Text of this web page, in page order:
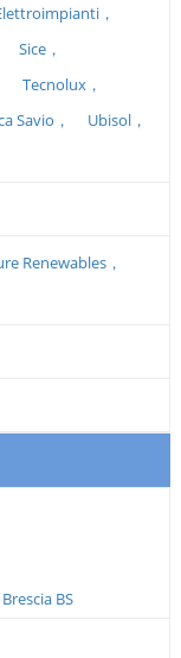
，
Sice，
Tecnolux，
Savio，
Ubisol，
Renewables，
BS